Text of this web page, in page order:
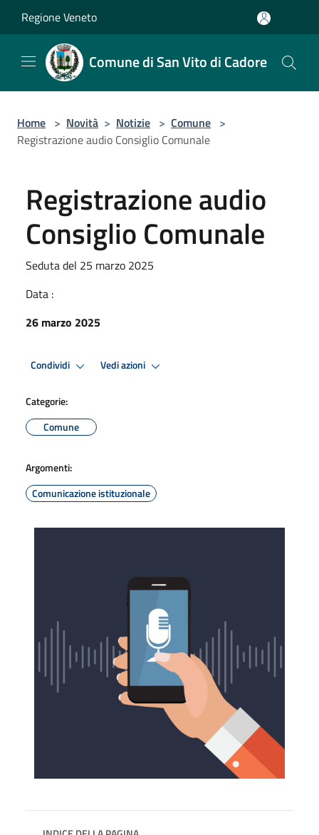
Regione Veneto
Comune di San Vito di Cadore
Home > Novità > Notizie > Comune >
Registrazione audio Consiglio Comunale
Registrazione audio
Consiglio Comunale
Seduta del 25 marzo 2025
Data :
26 marzo 2025
Condividi Vedi azioni
Categorie:
Comune
Argomenti:
Comunicazione istituzionale